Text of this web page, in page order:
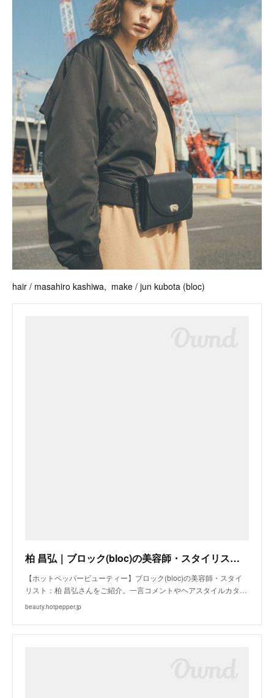
hair / masahiro kashiwa, make / jun kubota (bloc)
柏 昌弘｜ブロック(bloc)の美容師・スタイリスト｜ホットペッパービューティー
【ホットペッパービューティー】ブロック(bloc)の美容師・スタイ
リスト：柏 昌弘さんをご紹介。一言コメントやヘアスタイルカタ…
beauty.hotpepper.jp